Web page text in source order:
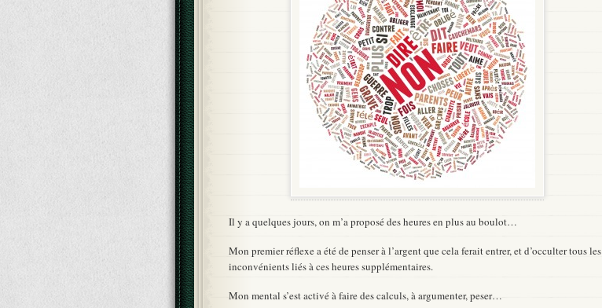
Il y a quelques jours, on m’a proposé des heures en plus au boulot…
Mon premier réflexe a été de penser à l’argent que cela ferait entrer, et d’occulter tous les
inconvénients liés à ces heures supplémentaires.
Mon mental s’est activé à faire des calculs, à argumenter, peser…